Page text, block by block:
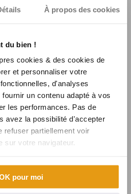
À propos des cookies
du bien !
cookies & des cookies de
et personnaliser votre
d'analyses
un contenu adapté à vos
les performances. Pas de
avez la possibilité d'accepter
refuser partiellement voir
sur votre navigateur.
pour moi
Consulting
du sans contact en France et son
la bienvenue à Karine
pour BURGER KING